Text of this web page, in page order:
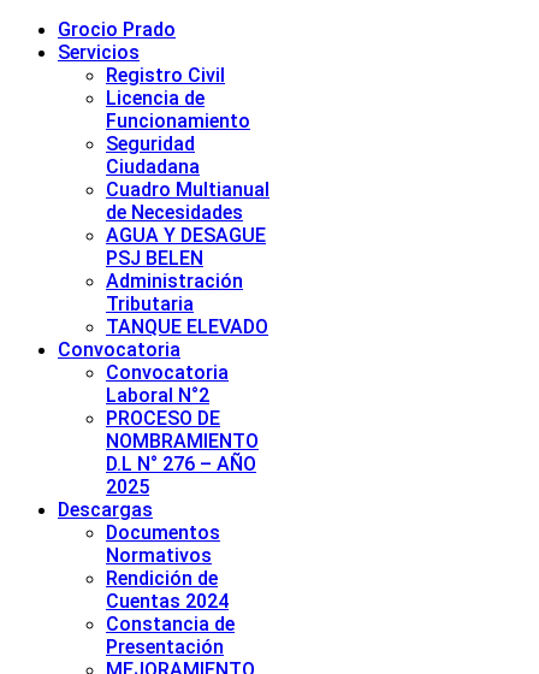
Grocio Prado
Servicios
Registro Civil
Licencia de
Funcionamiento
Seguridad
Ciudadana
Cuadro Multianual
de Necesidades
AGUA Y DESAGUE
PSJ BELEN
Administración
Tributaria
TANQUE ELEVADO
Convocatoria
Convocatoria
Laboral N°2
PROCESO DE
NOMBRAMIENTO
D.L N° 276 – AÑO
2025
Descargas
Documentos
Normativos
Rendición de
Cuentas 2024
Constancia de
Presentación